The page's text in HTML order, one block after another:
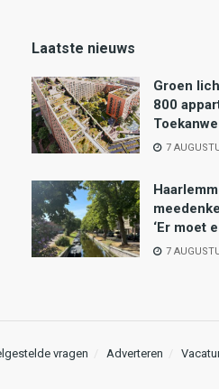
Laatste nieuws
Groen
800
7
‘Er moet
7
vragen Adverteren